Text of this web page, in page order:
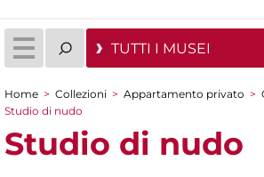
TUTTI I MUSEI
Tu sei qui
Home > Collezioni > Appartamento privato >
Studio di nudo
Studio di nudo